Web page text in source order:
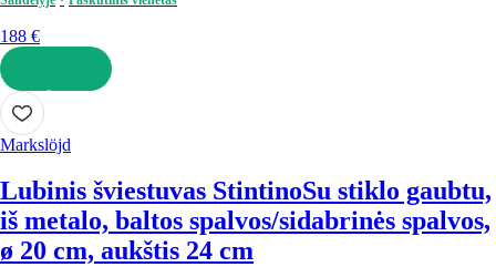
188 €
Į KREPŠELĮ
Markslöjd
Lubinis šviestuvas StintinoSu stiklo gaubtu,
iš metalo, baltos spalvos/sidabrinės spalvos,
ø 20 cm, aukštis 24 cm